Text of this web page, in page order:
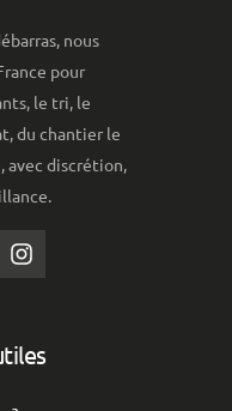
nous
pour
le tri, le
du chantier le
avec discrétion,